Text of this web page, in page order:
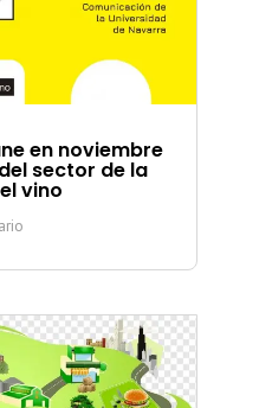
en noviembre
sector de la
vino